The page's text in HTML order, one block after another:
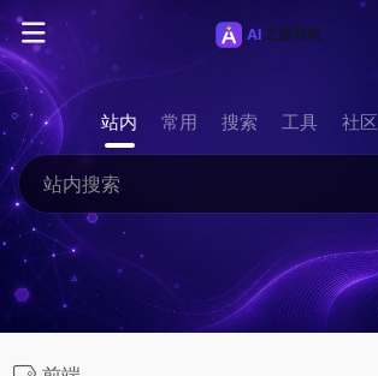
站内 常用 搜索 工具 社区